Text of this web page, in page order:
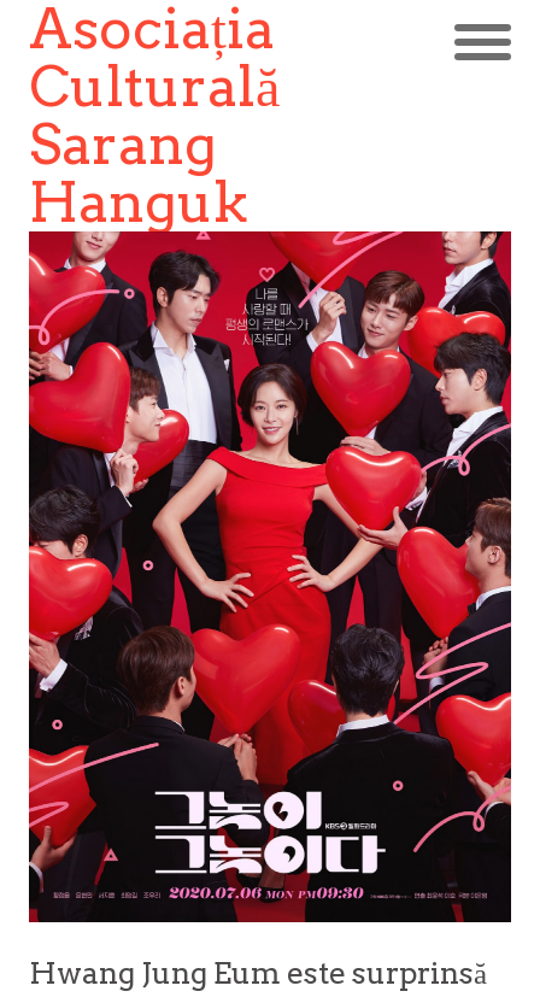
Asociația
Culturală
Sarang
Hanguk
Hwang Jung Eum este surprinsă